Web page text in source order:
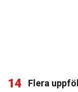
14
Flera